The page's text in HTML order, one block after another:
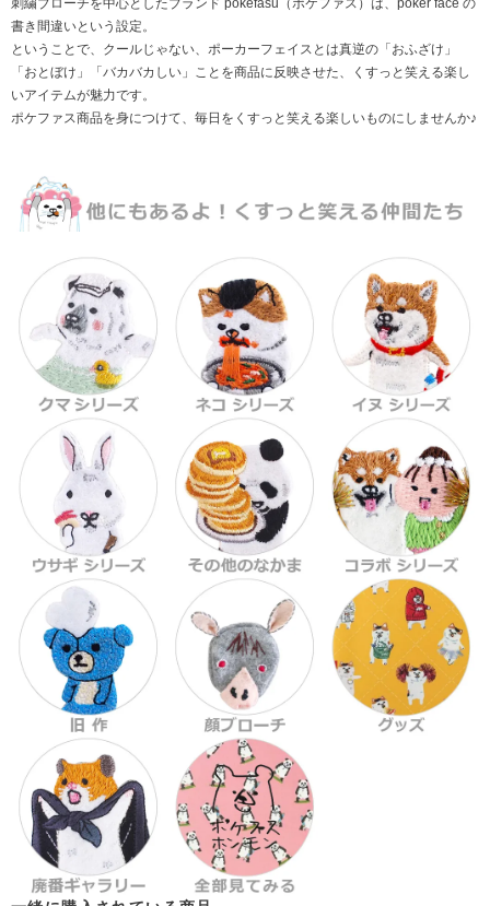
刺繍ブローチを中心としたブランド pokefasu（ポケファス）は、poker face の
書き間違いという設定。
ということで、クールじゃない、ポーカーフェイスとは真逆の「おふざけ」
「おとぼけ」「バカバカしい」ことを商品に反映させた、くすっと笑える楽し
いアイテムが魅力です。
ポケファス商品を身につけて、毎日をくすっと笑える楽しいものにしませんか♪